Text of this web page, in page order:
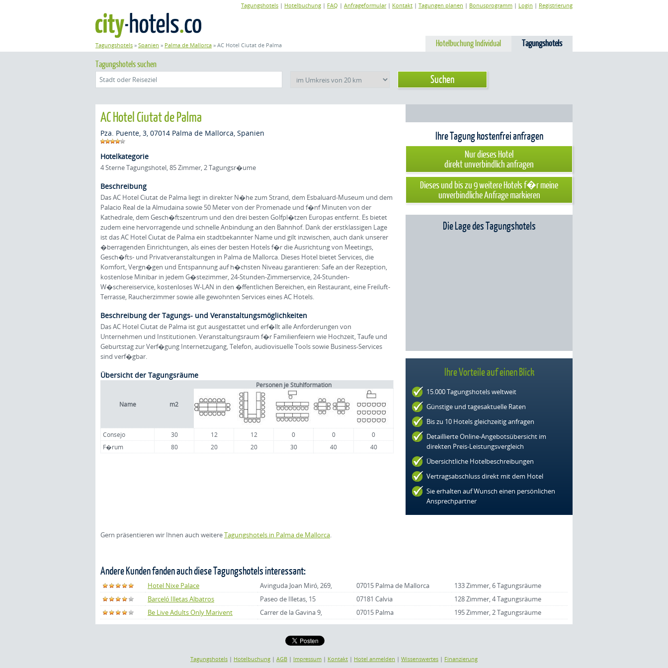
Tagungshotels » Spanien » Palma de Mallorca » AC Hotel Ciutat de Palma
Tagungshotels | Hotelbuchung | FAQ | Anfrageformular| Kontakt | Tagungen planen | Bonusprogramm | Login | Registrierung
Tagungshotels
Hotelbuchung Individual
Tagungshotels suchen
AC Hotel Ciutat de Palma
Pza. Puente, 3, 07014 Palma de Mallorca, Spanien
Hotelkategorie
4 Sterne Tagungshotel, 85 Zimmer, 2 Tagungsr�ume
Beschreibung
Das AC Hotel Ciutat de Palma liegt in direkter N�he zum Strand, dem Esbaluard-Museum und dem
Palacio Real de la Almudaina sowie 50 Meter von der Promenade und f�nf Minuten von der
Kathedrale, dem Gesch�ftszentrum und den drei besten Golfpl�tzen Europas entfernt. Es bietet
zudem eine hervorragende und schnelle Anbindung an den Bahnhof. Dank der erstklassigen Lage
ist das AC Hotel Ciutat de Palma ein stadtbekannter Name und gilt inzwischen, auch dank unserer
�berragenden Einrichtungen, als eines der besten Hotels f�r die Ausrichtung von Meetings,
Gesch�fts- und Privatveranstaltungen in Palma de Mallorca. Dieses Hotel bietet Services, die
Komfort, Vergn�gen und Entspannung auf h�chsten Niveau garantieren: Safe an der Rezeption,
kostenlose Minibar in jedem G�stezimmer, 24-Stunden-Zimmerservice, 24-Stunden-
W�schereiservice, kostenloses W-LAN in den �ffentlichen Bereichen, ein Restaurant, eine Freiluft-
Terrasse, Raucherzimmer sowie alle gewohnten Services eines AC Hotels.
Beschreibung der Tagungs- und Veranstaltungsmöglichkeiten
Das AC Hotel Ciutat de Palma ist gut ausgestattet und erf�llt alle Anforderungen von
Unternehmen und Institutionen. Veranstaltungsraum f�r Familienfeiern wie Hochzeit, Taufe und
Geburtstag zur Verf�gung Internetzugang, Telefon, audiovisuelle Tools sowie Business-Services
sind verf�gbar.
Übersicht der Tagungsräume
Name m2
Personen je Stuhlformation
Consejo 30 12 12 0 0
0
F�rum
80 20 20 30 40 40
Ihre Tagung kostenfrei anfragen
Nur dieses Hotel
direkt unverbindlich anfragen
Dieses und bis zu 9 weitere Hotels f�r meine
unverbindliche Anfrage markieren
Die Lage des Tagungshotels
Ihre Vorteile auf einen Blick
15.000 Tagungshotels weltweit
Günstige und tagesaktuelle Raten
Bis zu 10 Hotels gleichzeitig anfragen
Detaillierte Online-Angebotsübersicht im
direkten Preis-Leistungsvergleich
Übersichtliche Hotelbeschreibungen
Vertragsabschluss direkt mit dem Hotel
Sie erhalten auf Wunsch einen persönlichen
Ansprechpartner
Gern präsentieren wir Ihnen auch weitereTagungshotels in Palma de Mallorca.
Andere Kunden fanden auch diese Tagungshotels interessant:
Hotel Nixe Palace Avinguda Joan Miró, 269, 07015 Palma de Mallorca
133 Zimmer, 6 Tagungsräume
Barceló Illetas Albatros
Paseo de Illetas, 15 07181 Calvia
128 Zimmer, 4 Tagungsräume
Be Live Adults Only Marivent
Carrer de la Gavina 9, 07015 Palma 195 Zimmer, 2 Tagungsräume
Tagungshotels | Hotelbuchung | AGB | Impressum | Kontakt | Hotel anmelden | Wissenswertes | Finanzierung